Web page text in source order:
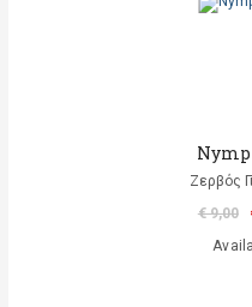
Ζερβός
€ 9,00